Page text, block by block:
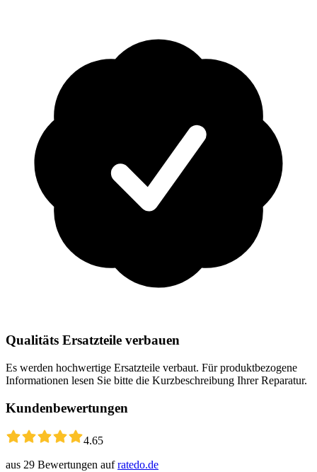
Qualitäts Ersatzteile verbauen
Es werden hochwertige Ersatzteile verbaut. Für produktbezogene
Informationen lesen Sie bitte die Kurzbeschreibung Ihrer Reparatur.
Kundenbewertungen
4.65
aus 29 Bewertungen auf ratedo.de